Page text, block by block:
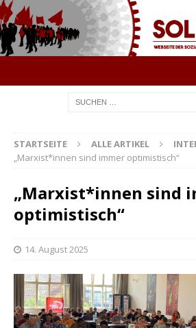
STARTSEITE ALLE ARTIKEL
„Marxist*innen sind immer optimistisch“
„Marxist*innen sind
optimistisch“
14. August 2025